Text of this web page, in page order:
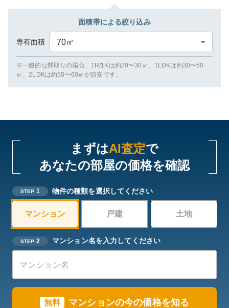
面積帯による絞り込み
専有面積 70㎡
※一般的な間取りの場合、1R/1Kは約20〜30㎡、1LDKは約30〜50
㎡、2LDKは約50〜60㎡が目安です。
まずはAI査定で
あなたの部屋の価格を確認
STEP 1 物件の種類を選択してください
マンション 戸建 土地
STEP 2 マンション名を入力してください
無料 マンションの今の価格を知る